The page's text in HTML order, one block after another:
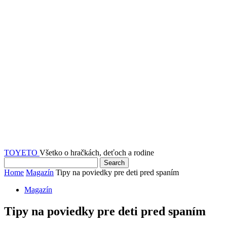
TOYETO Všetko o hračkách, deťoch a rodine
Home Magazín Tipy na poviedky pre deti pred spaním
Magazín
Tipy na poviedky pre deti pred spaním